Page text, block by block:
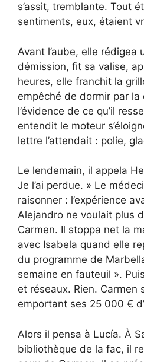
s’assit, tremblante. Tout
sentiments, eux, étaient
Avant l’aube, elle
démission, fit sa valise,
heures, elle franchit la
empêché de dormir par
l’évidence de ce qu’il
entendit le moteur
lettre l’attendait : polie,
Le lendemain, il appela
Je l’ai perdue. » Le
raisonner : l’expérience
Alejandro ne voulait plus
Carmen. Il stoppa net la
avec Isabela quand elle
du programme de
semaine en fauteuil ».
et réseaux. Rien. Carmen
emportant ses 25 000 €
Alors il pensa à Lucía. À
bibliothèque de la fac, il